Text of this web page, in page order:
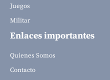
Juegos
Militar
Enlaces importantes
Quienes Somos
Contacto